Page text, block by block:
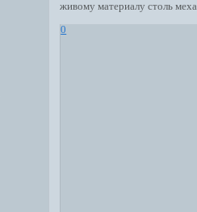
живому материалу столь
0